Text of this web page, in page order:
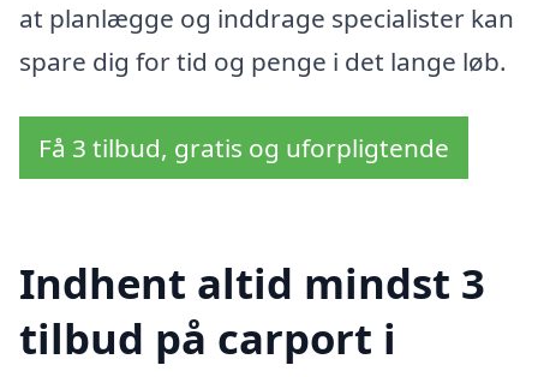
at planlægge og inddrage specialister kan
spare dig for tid og penge i det lange løb.
Få 3 tilbud, gratis og uforpligtende
Indhent altid mindst 3
tilbud på carport i